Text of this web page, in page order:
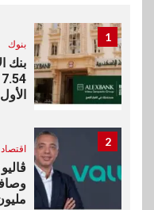
1
بنوك
بنك
الأول
2
اقتصاد
مليون